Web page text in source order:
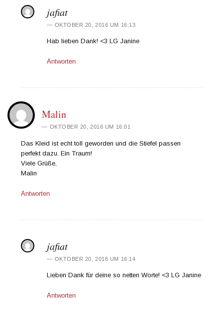
jafiat
OKTOBER 20, 2016 UM 16:13
Hab lieben Dank! <3 LG Janine
Antworten
Malin
OKTOBER 20, 2016 UM 16:01
Das Kleid ist echt toll geworden und die Stiefel passen
perfekt dazu. Ein Traum!
Viele Grüße,
Malin
Antworten
jafiat
OKTOBER 20, 2016 UM 16:14
Lieben Dank für deine so netten Worte! <3 LG Janine
Antworten